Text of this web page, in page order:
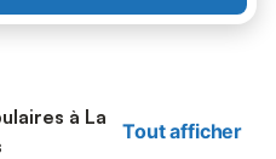
à La
Tout afficher